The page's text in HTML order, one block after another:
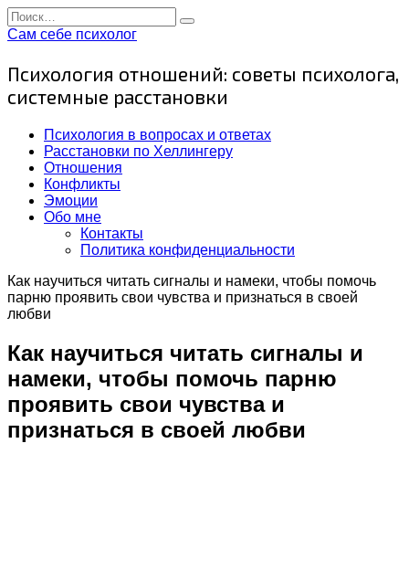
Перейти
к
Search
for:
Сам себе психолог
Психология отношений: советы психолога,
системные расстановки
Психология в вопросах и ответах
Расстановки по Хеллингеру
Отношения
Конфликты
Эмоции
Обо мне
Контакты
Политика конфиденциальности
Как научиться читать сигналы и намеки, чтобы помочь
парню проявить свои чувства и признаться в своей
любви
Как научиться читать сигналы и
намеки, чтобы помочь парню
проявить свои чувства и
признаться в своей любви